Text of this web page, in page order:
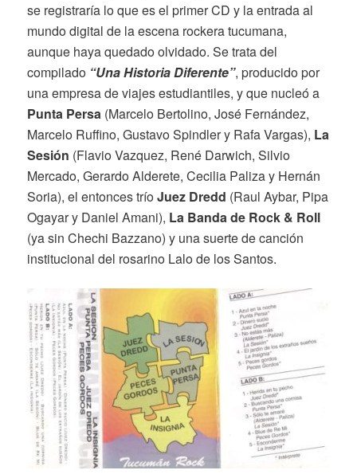
se registraría lo que es el primer CD y la entrada al
mundo digital de la escena rockera tucumana,
aunque haya quedado olvidado. Se trata del
compilado “Una Historia Diferente”, producido por
una empresa de viajes estudiantiles, y que nucleó a
Punta Persa(Marcelo Bertolino, José Fernández,
Marcelo Ruffino, Gustavo Spindler y Rafa Vargas), La
Sesión (Flavio Vazquez, René Darwich, Silvio
Mercado, Gerardo Alderete, Cecilia Paliza y Hernán
Soria), el entonces tríoJuez Dredd (Raul Aybar, Pipa
Ogayar y Daniel Amani), La Banda de Rock & Roll
(ya sin Chechi Bazzano) y una suerte de canción
institucional del rosarino Lalo de los Santos.